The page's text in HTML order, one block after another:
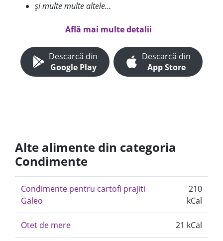
și multe multe altele...
Află mai multe detalii
Descarcă din
Google Play
Descarcă din
App Store
Alte alimente din categoria
Condimente
Condimente pentru cartofi prajiti
Galeo
210
kCal
Otet de mere 21 kCal